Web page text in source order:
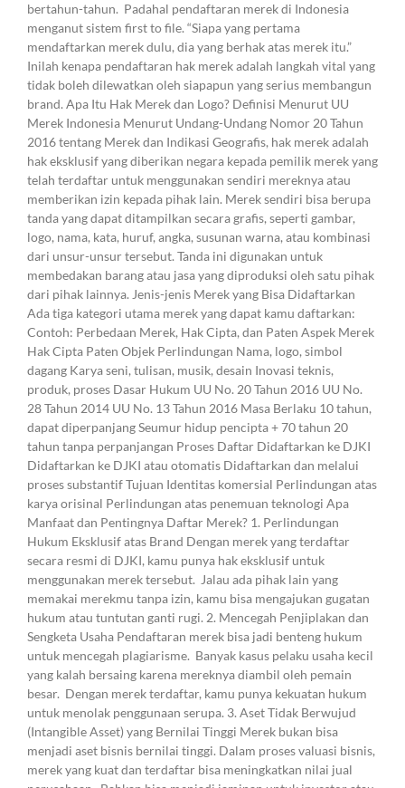
bertahun-tahun. Padahal pendaftaran merek di Indonesia
menganut sistem first to file. “Siapa yang pertama
mendaftarkan merek dulu, dia yang berhak atas merek itu.”
Inilah kenapa pendaftaran hak merek adalah langkah vital yang
tidak boleh dilewatkan oleh siapapun yang serius membangun
brand. Apa Itu Hak Merek dan Logo? Definisi Menurut UU
Merek Indonesia Menurut Undang-Undang Nomor 20 Tahun
2016 tentang Merek dan Indikasi Geografis, hak merek adalah
hak eksklusif yang diberikan negara kepada pemilik merek yang
telah terdaftar untuk menggunakan sendiri mereknya atau
memberikan izin kepada pihak lain. Merek sendiri bisa berupa
tanda yang dapat ditampilkan secara grafis, seperti gambar,
logo, nama, kata, huruf, angka, susunan warna, atau kombinasi
dari unsur-unsur tersebut. Tanda ini digunakan untuk
membedakan barang atau jasa yang diproduksi oleh satu pihak
dari pihak lainnya. Jenis-jenis Merek yang Bisa Didaftarkan
Ada tiga kategori utama merek yang dapat kamu daftarkan:
Contoh: Perbedaan Merek, Hak Cipta, dan Paten Aspek Merek
Hak Cipta Paten Objek Perlindungan Nama, logo, simbol
dagang Karya seni, tulisan, musik, desain Inovasi teknis,
produk, proses Dasar Hukum UU No. 20 Tahun 2016 UU No.
28 Tahun 2014 UU No. 13 Tahun 2016 Masa Berlaku 10 tahun,
dapat diperpanjang Seumur hidup pencipta + 70 tahun 20
tahun tanpa perpanjangan Proses Daftar Didaftarkan ke DJKI
Didaftarkan ke DJKI atau otomatis Didaftarkan dan melalui
proses substantif Tujuan Identitas komersial Perlindungan atas
karya orisinal Perlindungan atas penemuan teknologi Apa
Manfaat dan Pentingnya Daftar Merek? 1. Perlindungan
Hukum Eksklusif atas Brand Dengan merek yang terdaftar
secara resmi di DJKI, kamu punya hak eksklusif untuk
menggunakan merek tersebut. Jalau ada pihak lain yang
memakai merekmu tanpa izin, kamu bisa mengajukan gugatan
hukum atau tuntutan ganti rugi. 2. Mencegah Penjiplakan dan
Sengketa Usaha Pendaftaran merek bisa jadi benteng hukum
untuk mencegah plagiarisme. Banyak kasus pelaku usaha kecil
yang kalah bersaing karena mereknya diambil oleh pemain
besar. Dengan merek terdaftar, kamu punya kekuatan hukum
untuk menolak penggunaan serupa. 3. Aset Tidak Berwujud
(Intangible Asset) yang Bernilai Tinggi Merek bukan bisa
menjadi aset bisnis bernilai tinggi. Dalam proses valuasi bisnis,
merek yang kuat dan terdaftar bisa meningkatkan nilai jual